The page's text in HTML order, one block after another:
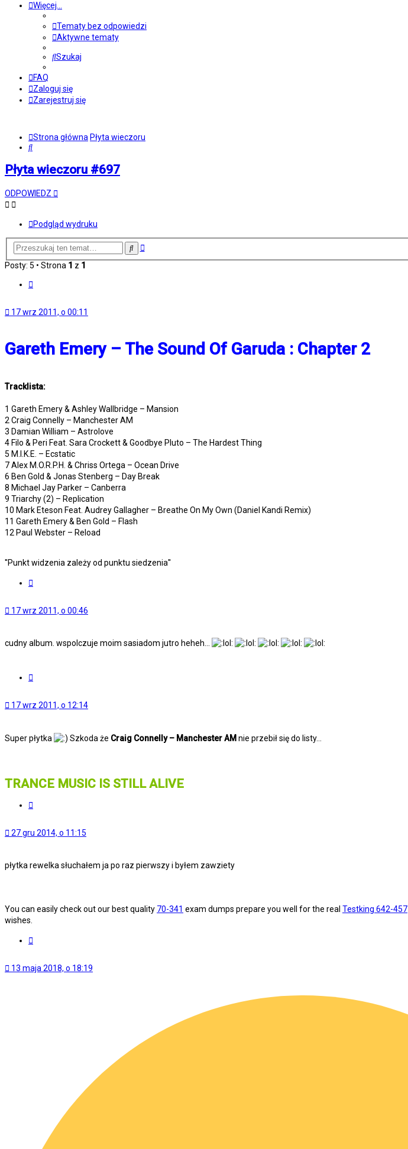
Więcej…
Tematy bez odpowiedzi
Aktywne tematy
Szukaj
FAQ
Zaloguj się
Zarejestruj się
Strona główna Płyta wieczoru
Szukaj
Płyta wieczoru #697
ODPOWIEDZ
Podgląd wydruku
SzukajWyszukiwanie
Posty: 5 • Strona 1 z 1
17 wrz 2011, o 00:11
Gareth Emery – The Sound Of Garuda : Chapter 2
Tracklista:
1 Gareth Emery & Ashley Wallbridge – Mansion
2 Craig Connelly – Manchester AM
3 Damian William – Astrolove
4 Filo & Peri Feat. Sara Crockett & Goodbye Pluto – The Hardest Thing
5 M.I.K.E. – Ecstatic
7 Alex M.O.R.P.H. & Chriss Ortega – Ocean Drive
6 Ben Gold & Jonas Stenberg – Day Break
8 Michael Jay Parker – Canberra
9 Triarchy (2) – Replication
10 Mark Eteson Feat. Audrey Gallagher – Breathe On My Own (Daniel Kandi Remix)
11 Gareth Emery & Ben Gold – Flash
12 Paul Webster – Reload
''Punkt widzenia zależy od punktu siedzenia''
17 wrz 2011, o 00:46
cudny album. wspolczuje moim sasiadom jutro heheh...
17 wrz 2011, o 12:14
Super płytka Szkoda że Craig Connelly – Manchester AM nie przebił się do listy...
TRANCE MUSIC IS STILL ALIVE
27 gru 2014, o 11:15
płytka rewelka słuchałem ja po raz pierwszy i byłem zawziety
You can easily check out our best quality 70-341 exam dumps prepare you well for the real Testking 642-457
wishes.
13 maja 2018, o 18:19